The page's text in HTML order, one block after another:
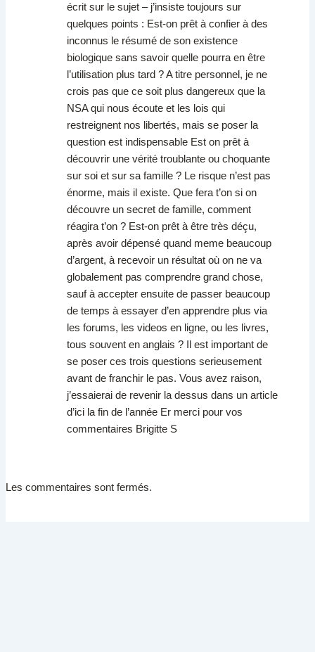
écrit sur le sujet – j’insiste toujours sur
quelques points : Est-on prêt à confier à des
inconnus le résumé de son existence
biologique sans savoir quelle pourra en être
l’utilisation plus tard ? A titre personnel, je ne
crois pas que ce soit plus dangereux que la
NSA qui nous écoute et les lois qui
restreignent nos libertés, mais se poser la
question est indispensable Est on prêt à
découvrir une vérité troublante ou choquante
sur soi et sur sa famille ? Le risque n’est pas
énorme, mais il existe. Que fera t’on si on
découvre un secret de famille, comment
réagira t’on ? Est-on prêt à être très déçu,
après avoir dépensé quand meme beaucoup
d’argent, à recevoir un résultat où on ne va
globalement pas comprendre grand chose,
sauf à accepter ensuite de passer beaucoup
de temps à essayer d’en apprendre plus via
les forums, les videos en ligne, ou les livres,
tous souvent en anglais ? Il est important de
se poser ces trois questions serieusement
avant de franchir le pas. Vous avez raison,
j’essaierai de revenir la dessus dans un article
d’ici la fin de l’année Er merci pour vos
commentaires Brigitte S
Les commentaires sont fermés.